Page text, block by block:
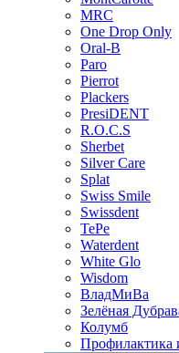
MRC
One Drop Only
Oral-B
Paro
Pierrot
Plackers
PresiDENT
R.O.C.S
Sherbet
Silver Care
Splat
Swiss Smile
Swissdent
TePe
Waterdent
White Glo
Wisdom
ВладМиВа
Зелёная
Колумб
Профилактика